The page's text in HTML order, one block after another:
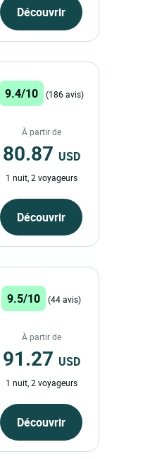
Découvrir
9.4/10 (186 avis)
À partir de
80.87 USD
1 nuit, 2 voyageurs
Découvrir
9.5/10 (44 avis)
À partir de
91.27 USD
1 nuit, 2 voyageurs
Découvrir